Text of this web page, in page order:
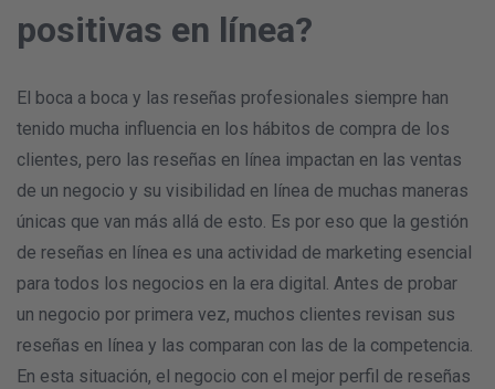
positivas en línea?
El boca a boca y las reseñas profesionales siempre han
tenido mucha influencia en los hábitos de compra de los
clientes, pero las reseñas en línea impactan en las ventas
de un negocio y su visibilidad en línea de muchas maneras
únicas que van más allá de esto. Es por eso que la gestión
de reseñas en línea es una actividad de marketing esencial
para todos los negocios en la era digital. Antes de probar
un negocio por primera vez, muchos clientes revisan sus
reseñas en línea y las comparan con las de la competencia.
En esta situación, el negocio con el mejor perfil de reseñas